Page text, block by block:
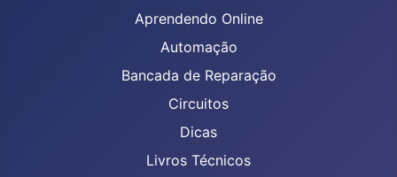
Aprendendo Online
Automação
Bancada de Reparação
Circuitos
Dicas
Livros Técnicos